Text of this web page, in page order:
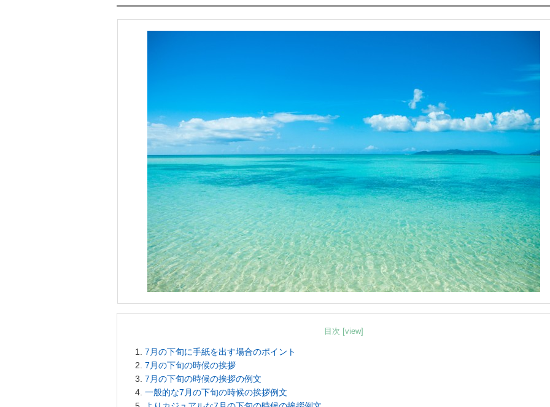
目次 [view]
7月の下旬に手紙を出す場合のポイント
7月の下旬の時候の挨拶
7月の下旬の時候の挨拶の例文
一般的な7月の下旬の時候の挨拶例文